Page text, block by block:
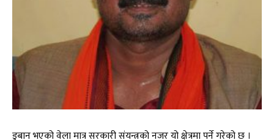
डुबान भएको वेला मात्र सरकारी संयन्त्रको नजर यो क्षेत्रमा पर्ने गरेको छ ।